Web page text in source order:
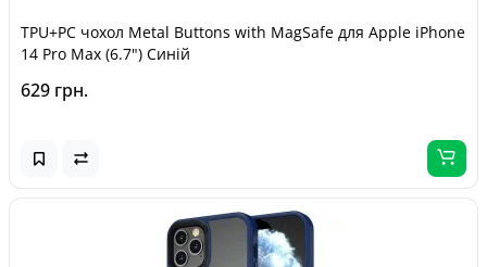
TPU+PC чохол Metal Buttons with MagSafe для Apple iPhone
14 Pro Max (6.7") Синій
629 грн.